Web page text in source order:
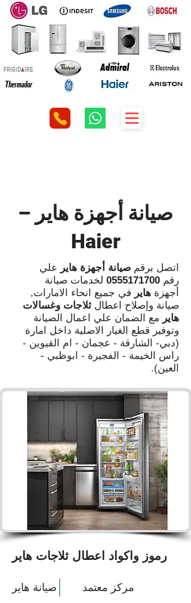
صيانة أجهزة هاير –
Haier
اتصل برقم صيانة أجهزة هاير علي
رقم 0555171700 لخدمات صيانة
أجهزة هاير في جميع انحاء الامارات,
صيانة وإصلاح اعطال ثلاجات وغسالات
هاير مع الضمان علي اعمال الصيانة
وتوفير قطع الغيار الاصلية داخل امارة
(دبي- الشارقة - عجمان - ام القيوين -
راس الخيمة - الفجيرة - ابوظبي -
العين).
رموز واكواد اعطال ثلاجات هاير
صيانة هاير مركز معتمد